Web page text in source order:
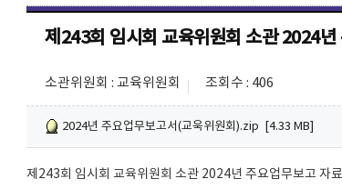
제243회 임시회 교육위원회 소관 2024년
소관위원회 : 교육위원회 조회수 : 406
2024년 주요업무보고서(교욱위원회).zip [4.33 MB]
제243회 임시회 교육위원회 소관 2024년 주요업무보고 자료